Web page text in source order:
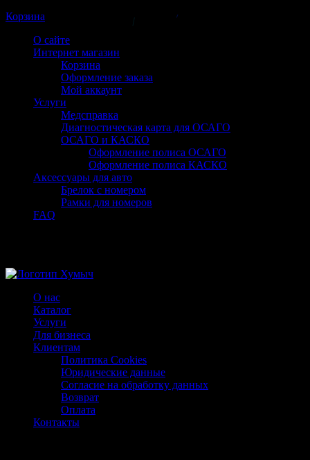
Корзина
О сайте
Интернет магазин
Корзина
Оформление заказа
Мой аккаунт
Услуги
Медсправка
Диагностическая карта для ОСАГО
ОСАГО и КАСКО
Оформление полиса ОСАГО
Оформление полиса КАСКО
Аксессуары для авто
Брелок с номером
Рамки для номеров
FAQ
О нас
Каталог
Услуги
Для бизнеса
Клиентам
Политика Cookies
Юридические данные
Согласие на обработку данных
Возврат
Оплата
Контакты